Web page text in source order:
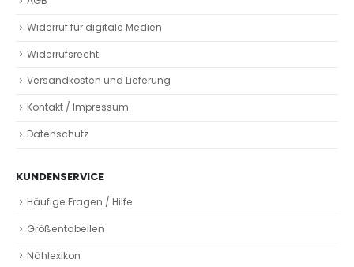
Widerruf für digitale Medien
Widerrufsrecht
Versandkosten und Lieferung
Kontakt / Impressum
Datenschutz
KUNDENSERVICE
Häufige Fragen / Hilfe
Größentabellen
Nählexikon